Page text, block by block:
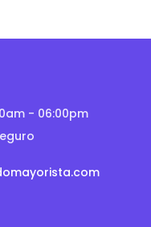
- 06:00pm